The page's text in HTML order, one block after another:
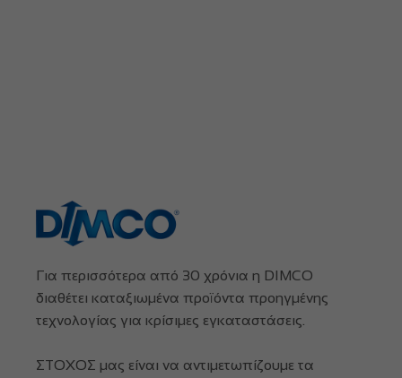
Για περισσότερα από 30 χρόνια η DIMCO
διαθέτει καταξιωμένα προϊόντα προηγμένης
τεχνολογίας για κρίσιμες εγκαταστάσεις.
ΣΤΟΧΟΣ μας είναι να αντιμετωπίζουμε τα